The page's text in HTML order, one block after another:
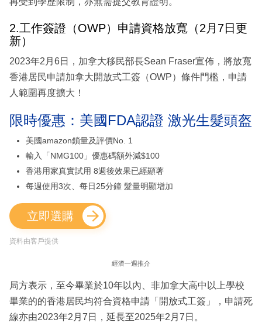
2.工作簽證（OWP）申請資格放寬（2月7日更
新）
2023年2月6日，加拿大移民部長Sean Fraser宣佈，將放寬
香港居民申請加拿大開放式工簽（OWP）條件門檻，申請
人範圍再度擴大！
限時優惠：美國FDA認證 激光生髮頭盔
美國amazon鎖量及評價No. 1
輸入「NMG100」優惠碼額外減$100
香港用家真實試用 8週後效果已經顯著
每週使用3次、每日25分鐘 髮量明顯增加
立即選購
資料由客戶提供
經濟一週推介
局方表示，至今畢業於10年以內、非加拿大高中以上學校
畢業的的香港居民均符合資格申請「開放式工簽」，申請死
線亦由2023年2月7日，延長至2025年2月7日。